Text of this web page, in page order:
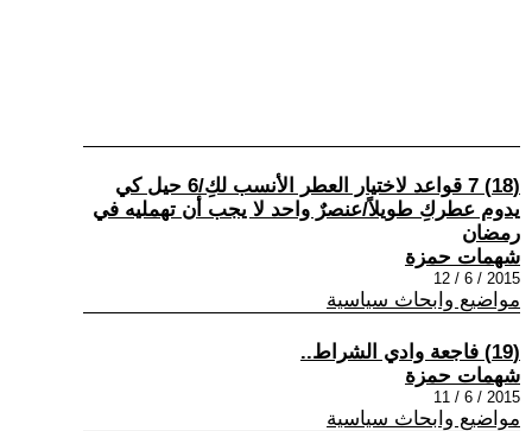
(18) 7 قواعد لاختيار العطر الأنسب لكِ/6 حيل كي
يدوم عطركِ طويلاً/عنصرٌ واحد لا يجب أن تهمليه في
رمضان
شهمات حمزة
2015 / 6 / 12
مواضيع وابحاث سياسية
(19) فاجعة وادي الشراط..
شهمات حمزة
2015 / 6 / 11
مواضيع وابحاث سياسية